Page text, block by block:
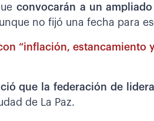
convocarán a un
no fijó una fecha para
“inflación, estancamiento
que la federación de
de La Paz.